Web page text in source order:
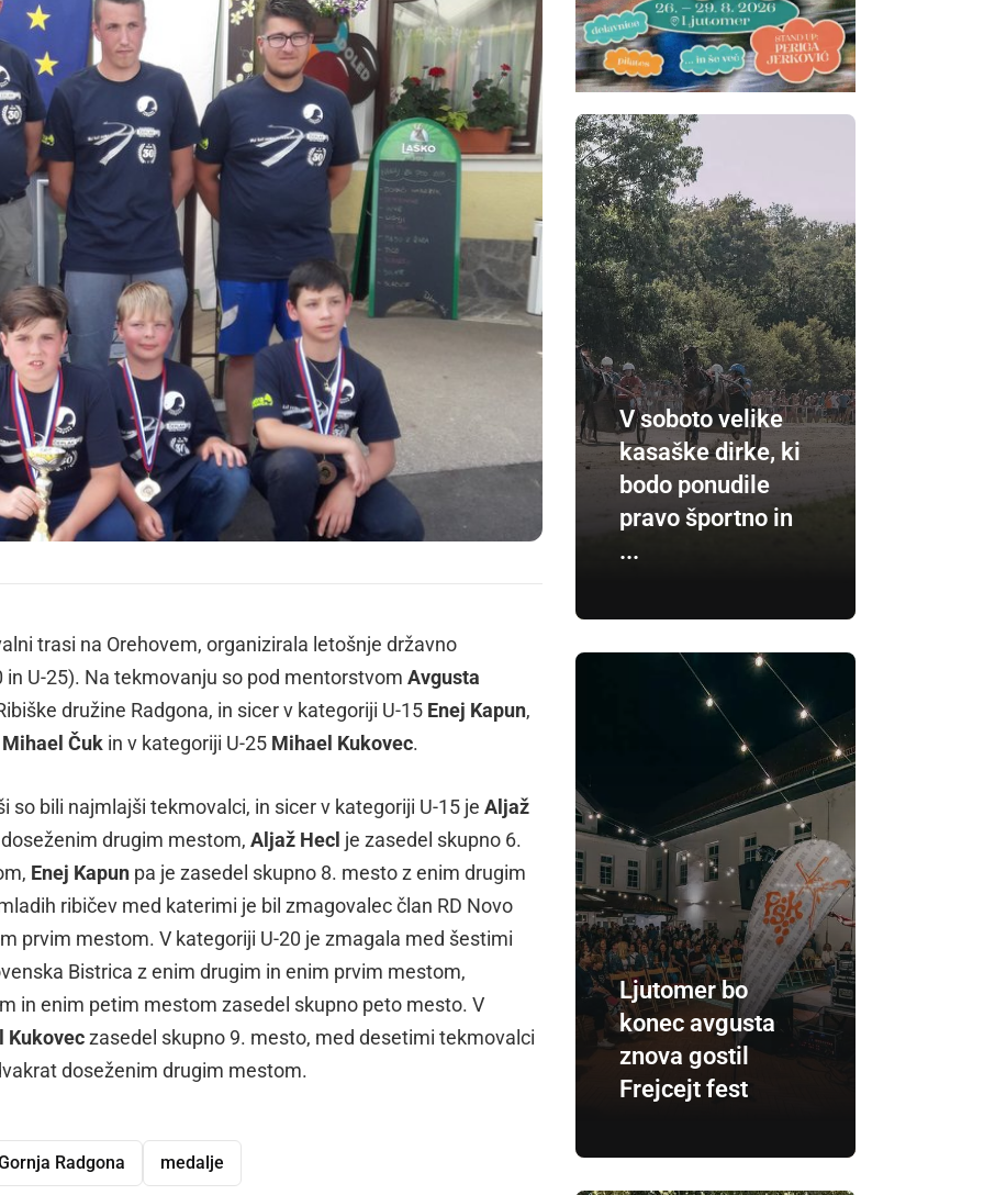
trasi na Orehovem, organizirala letošnje državno
in U-25). Na tekmovanju so pod mentorstvom Avgusta
družine Radgona, in sicer v kategoriji U-15 Enej Kapun,
Mihael Čuk in v kategoriji U-25 Mihael Kukovec.
so bili najmlajši tekmovalci, in sicer v kategoriji U-15 je Aljaž
drugim mestom, Aljaž Hecl je zasedel skupno 6.
Enej Kapun pa je zasedel skupno 8. mesto z enim drugim
ribičev med katerimi je bil zmagovalec član RD Novo
prvim mestom. V kategoriji U-20 je zmagala med šestimi
Bistrica z enim drugim in enim prvim mestom,
in enim petim mestom zasedel skupno peto mesto. V
Kukoveczasedel skupno 9. mesto, med desetimi tekmovalci
doseženim drugim mestom.
Radgona medalje
V soboto velike
kasaške dirke, ki
bodo ponudile
pravo športno in
...
Ljutomer bo
konec avgusta
znova gostil
Frejcejt fest